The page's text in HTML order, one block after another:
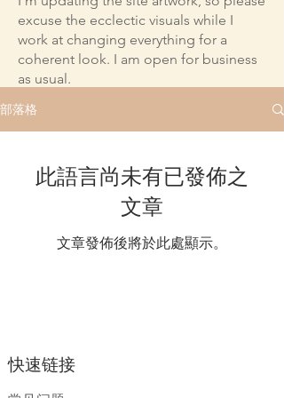
excuse the ecclectic visuals while I
work at changing everything for a
coherent look. I am open for business
as usual.
部落格
此語言尚未有已發佈之
文章
文章發佈後將於此處顯示。
快速链接